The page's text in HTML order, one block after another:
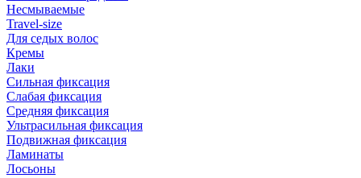
Несмываемые
Travel-size
Для седых волос
Кремы
Лаки
Сильная фиксация
Слабая фиксация
Средняя фиксация
Ультрасильная фиксация
Подвижная фиксация
Ламинаты
Лосьоны